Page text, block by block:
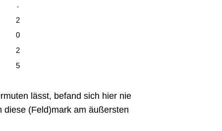
.
2
0
2
5
lässt, befand sich hier nie
(Feld)mark am äußersten